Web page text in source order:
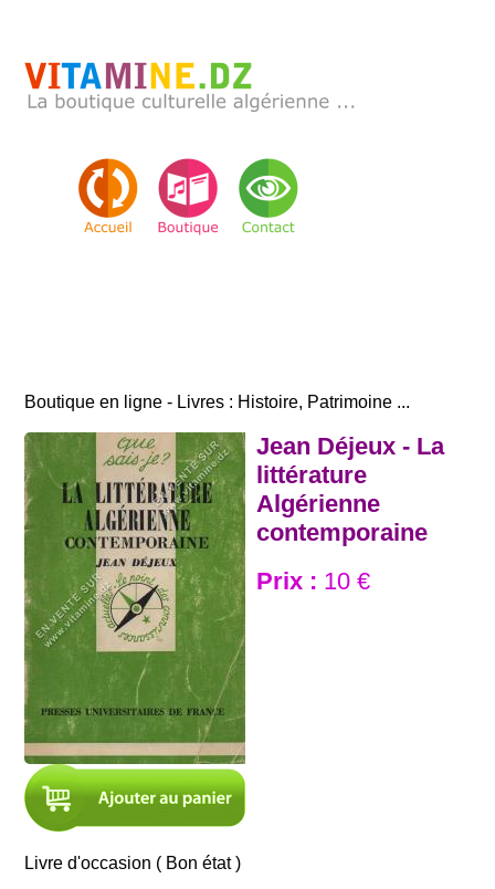
Boutique en ligne - Livres : Histoire, Patrimoine ...
Jean Déjeux - La
littérature
Algérienne
contemporaine
Prix : 10 €
Livre d'occasion ( Bon état )